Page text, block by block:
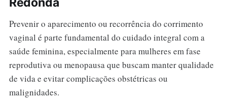
Prevenir o aparecimento ou recorrência do corrimento
vaginal é parte fundamental do cuidado integral com a
saúde feminina, especialmente para mulheres em fase
reprodutiva ou menopausa que buscam manter qualidade
de vida e evitar complicações obstétricas ou
malignidades.